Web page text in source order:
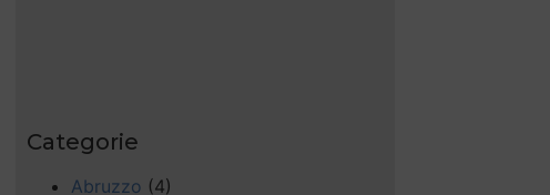
Categorie
Abruzzo (4)